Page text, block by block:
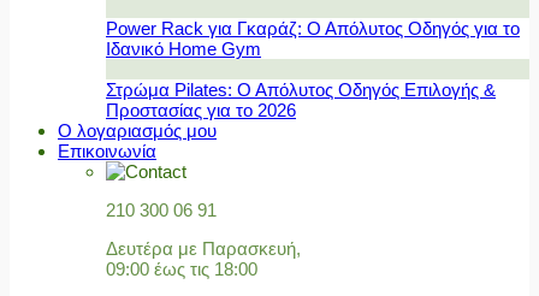
Power Rack για Γκαράζ: Ο Απόλυτος Οδηγός για το
Ιδανικό Home Gym
Στρώμα Pilates: Ο Απόλυτος Οδηγός Επιλογής &
Προστασίας για το 2026
Ο λογαριασμός μου
Επικοινωνία
210 300 06 91
Δευτέρα με Παρασκευή,
09:00 έως τις 18:00